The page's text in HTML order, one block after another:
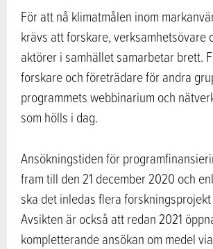
För att nå klimatmålen inom
krävs att forskare, verksamhetsövare
aktörer i samhället samarbetar brett.
forskare och företrädare för andra
programmets webbinarium och
som hölls i dag.
Ansökningstiden för
fram till den 21 december 2020 och
ska det inledas flera
Avsikten är också att redan 2021
kompletterande ansökan om medel